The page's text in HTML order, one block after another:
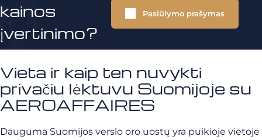
kainos
įvertinimo?
Pasiūlymo prašymas
Vieta ir kaip ten nuvykti
privačiu lėktuvu Suomijoje su
AEROAFFAIRES
Dauguma Suomijos verslo oro uostų yra puikioje vietoje